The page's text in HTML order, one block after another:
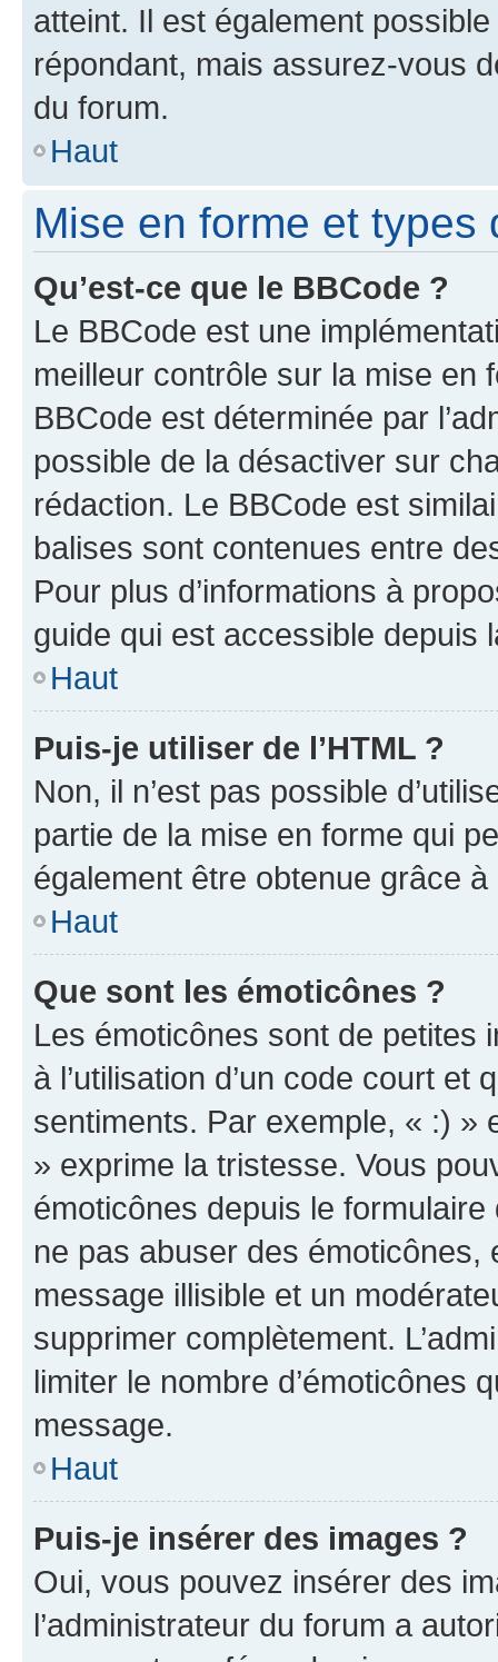
atteint. Il est également
répondant, mais assurez-vous
du forum.
Haut
Mise en forme et types
Qu’est-ce que le BBCode ?
Le BBCode est une
meilleur contrôle sur la mise en
BBCode est déterminée par
possible de la désactiver sur
rédaction. Le BBCode est
balises sont contenues entre
Pour plus d’informations à
guide qui est accessible depuis
Haut
Puis-je utiliser de l’HTML ?
Non, il n’est pas possible
partie de la mise en forme qui
également être obtenue grâce à
Haut
Que sont les émoticônes ?
Les émoticônes sont de petites
à l’utilisation d’un code court et
sentiments. Par exemple, « :) »
» exprime la tristesse. Vous
émoticônes depuis le
ne pas abuser des
message illisible et un
supprimer complètement.
limiter le nombre d’émoticônes
message.
Haut
Puis-je insérer des images ?
Oui, vous pouvez insérer des
l’administrateur du forum a